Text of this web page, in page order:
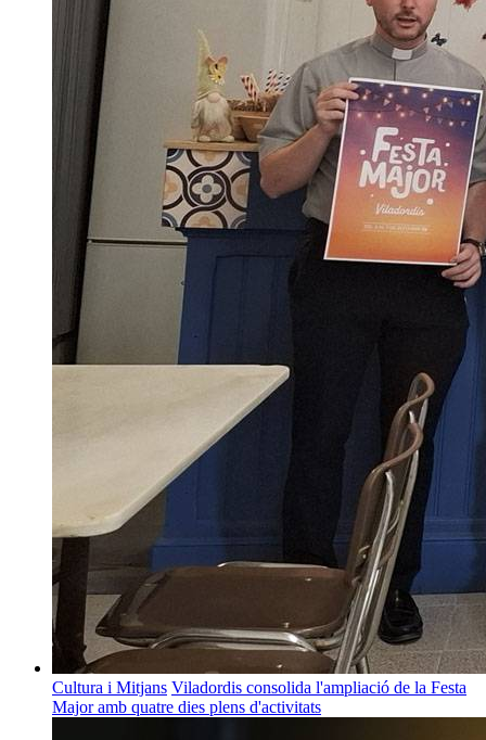
Cultura i Mitjans Viladordis consolida l'ampliació de la Festa
Major amb quatre dies plens d'activitats